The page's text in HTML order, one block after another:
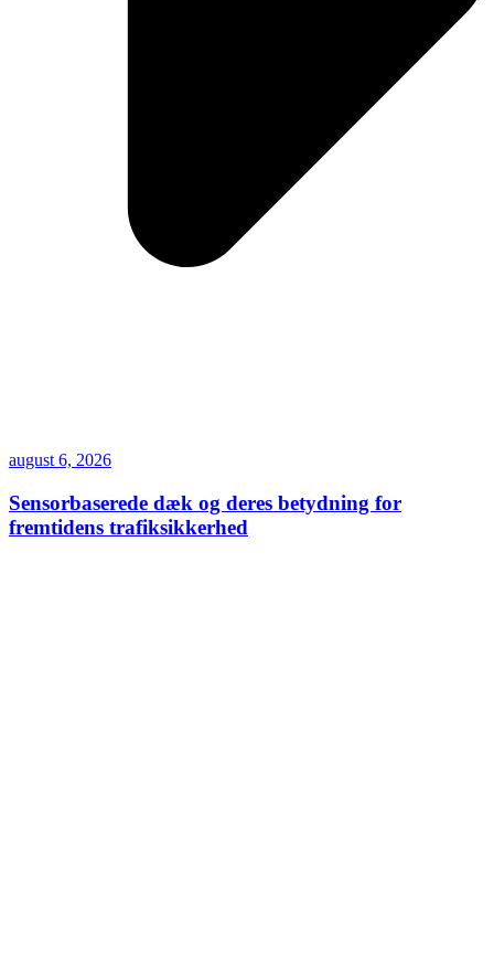
august 6, 2026
Sensorbaserede dæk og deres betydning for
fremtidens trafiksikkerhed